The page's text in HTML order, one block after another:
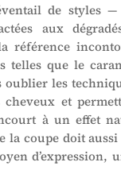
de styles
aux
référence
telles que le
oublier les
et
à un effet
coupe doit